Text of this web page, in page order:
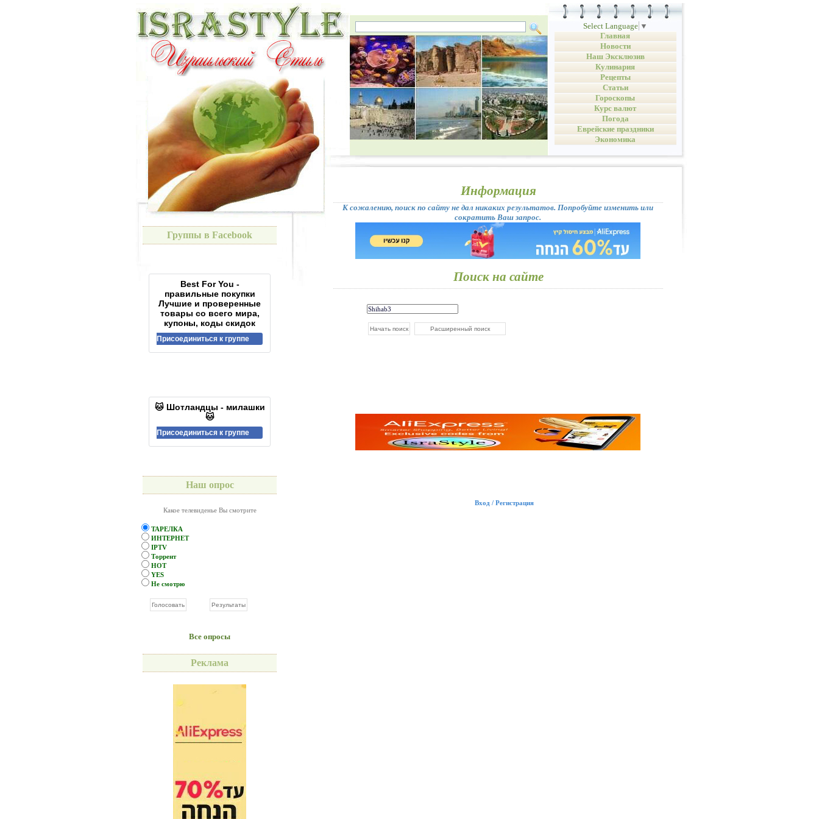
Select Language ▼
Главная
Новости
Наш Эксклюзив
Кулинария
Рецепты
Статьи
Гороскопы
Курс валют
Погода
Еврейские праздники
Экономика
Группы в Facebook
Best For You -
правильные покупки
Лучшие и проверенные
товары со всего мира,
купоны, коды скидок
Присоединиться к группе
🐱 Шотландцы - милашки
🐱
Присоединиться к группе
Наш опрос
Какое телевиденье Вы смотрите
ТАРЕЛКА
ИНТЕРНЕТ
IPTV
Торрент
HOT
YES
Не смотрю
Все опросы
Реклама
Информация
К сожалению, поиск по сайту не дал никаких результатов. Попробуйте изменить или
сократить Ваш запрос.
Поиск на сайте
Вход / Регистрация